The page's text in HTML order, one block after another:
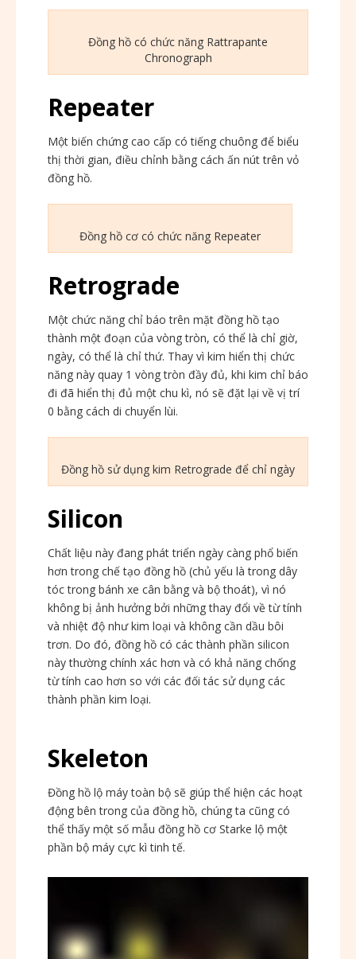
Đồng hồ có chức năng Rattrapante
Chronograph
Repeater
Một biến chứng cao cấp có tiếng chuông để biểu
thị thời gian, điều chỉnh bằng cách ấn nút trên vỏ
đồng hồ.
Đồng hồ cơ có chức năng Repeater
Retrograde
Một chức năng chỉ báo trên mặt đồng hồ tạo
thành một đoạn của vòng tròn, có thể là chỉ giờ,
ngày, có thể là chỉ thứ. Thay vì kim hiển thị chức
năng này quay 1 vòng tròn đầy đủ, khi kim chỉ báo
đi đã hiển thị đủ một chu kì, nó sẽ đặt lại về vị trí
0 bằng cách di chuyển lùi.
Đồng hồ sử dụng kim Retrograde để chỉ ngày
Silicon
Chất liệu này đang phát triển ngày càng phổ biến
hơn trong chế tạo đồng hồ (chủ yếu là trong dây
tóc trong bánh xe cân bằng và bộ thoát), vì nó
không bị ảnh hưởng bởi những thay đổi về từ tính
và nhiệt độ như kim loại và không cần dầu bôi
trơn. Do đó, đồng hồ có các thành phần silicon
này thường chính xác hơn và có khả năng chống
từ tính cao hơn so với các đối tác sử dụng các
thành phần kim loại.
Skeleton
Đồng hồ lộ máy toàn bộ sẽ giúp thể hiện các hoạt
động bên trong của đồng hồ, chúng ta cũng có
thể thấy một số mẫu đồng hồ cơ Starke lộ một
phần bộ máy cực kì tinh tế.